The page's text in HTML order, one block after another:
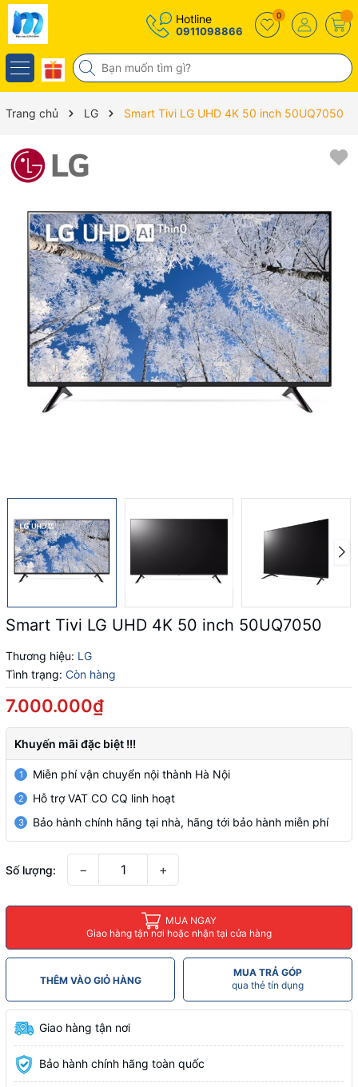
Hotline
0911098866
0
Trang chủ LG Smart Tivi LG UHD 4K 50 inch 50UQ7050
Smart Tivi LG UHD 4K 50 inch 50UQ7050
Thương hiệu: LG
Tình trạng: Còn hàng
7.000.000₫
Khuyến mãi đặc biệt !!!
1 Miễn phí vận chuyển nội thành Hà Nội
2 Hỗ trợ VAT CO CQ linh hoạt
3 Bảo hành chính hãng tại nhà, hãng tới bảo hành miễn phí
Số lượng: − +
MUA NGAY
Giao hàng tận nơi hoặc nhận tại cửa hàng
THÊM VÀO GIỎ HÀNG
MUA TRẢ GÓP
qua thẻ tín dụng
Giao hàng tận nơi
Bảo hành chính hãng toàn quốc